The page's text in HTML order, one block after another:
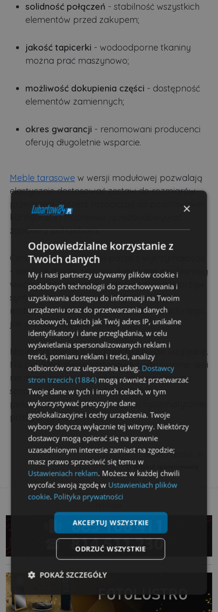
solidność połączeń - stabilność wszystkich
elementów przed zakupem;
jakość tapicerki - wodoodporne tkaniny
można prać maszynowo;
możliwość dokupienia części - dostępność
elementów zamiennych;
okres gwarancji - renomowani producenci
oferują długoletnie wsparcie.
Meble tarasowe w wersji modułowej pozwalają
elastycznie dostosować zestaw do rozmiarów
przestrzeni. Możesz rozpocząć od podstawowej
konfiguracji i stopniowo ją rozbudowywać
zgodnie z potrzebami.
Cena nie zawsze idzie w parze z wytrzymałością
- niektóre drogie zestawy drewniane pochłaniają
więcej pracy niż tańsze odpowiedniki z tworzyw
syntetycznych. Ważne, żebyś dopasował
materiał do swoich możliwości czasowych i tego,
jak chcesz urządzić ogród.
Najlepsze meble ogrodowe to pojęcie względne.
Na przykład meble rattanowe będą świetne, jeśli
nie masz gdzieś chować ich na zimę. Drewno
sprawdzi się u właścicieli, którzy lubią
pielęgnować ogród i nie boją się systematycznej
pracy przy swoich meblach.
autor / dodał:
Artykuł sponsorowany
×
Odpowiedzialne korzystanie z
Twoich danych
My i nasi partnerzy używamy plików cookie i
podobnych technologii do przechowywania i
uzyskiwania dostępu do informacji na Twoim
urządzeniu oraz do przetwarzania danych
osobowych, takich jak Twój adres IP, unikalne
identyfikatory i dane przeglądania, w celu
wyświetlania spersonalizowanych reklam i
treści, pomiaru reklam i treści, analizy
odbiorców oraz ulepszania usług. Dostawcy
stron trzecich (1884)mogą również przetwarzać
Twoje dane w tych i innych celach, w tym
wykorzystywać precyzyjne dane
geolokalizacyjne i cechy urządzenia. Twoje
wybory dotyczą wyłącznie tej witryny. Niektórzy
dostawcy mogą opierać się na prawnie
uzasadnionym interesie zamiast na zgodzie;
masz prawo sprzeciwić się temu w
Ustawieniach reklam. Możesz w każdej chwili
wycofać swoją zgodę w Ustawieniach plików
cookie. Polityka prywatności
AKCEPTUJ WSZYSTKIE
ODRZUĆ WSZYSTKIE
POKAŻ SZCZEGÓŁY
Niezbędne Wydajność Targetowanie